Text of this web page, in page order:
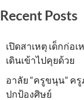
Recent Posts
เปิดสาเหตุ เด็กก่อ
เดินเข้าไปคุยด้วย
อาลัย “ครูขนุน” ค
ปกป้องศิษย์